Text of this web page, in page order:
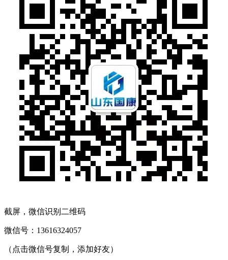
截屏，微信识别二维码
微信号： 13616324057
（点击微信号复制，添加好友）